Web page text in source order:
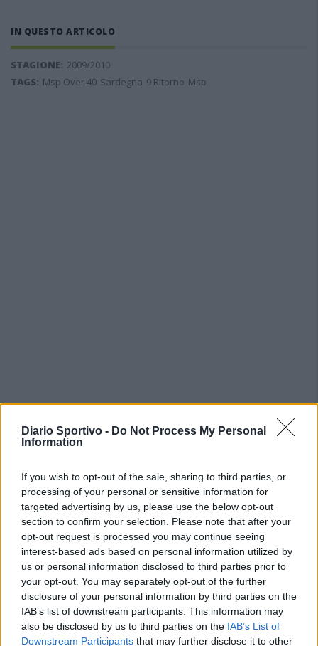
Diario Sportivo - Do Not Process My Personal
Information
If you wish to opt-out of the sale, sharing to third parties, or
processing of your personal or sensitive information for
targeted advertising by us, please use the below opt-out
section to confirm your selection. Please note that after your
opt-out request is processed you may continue seeing
interest-based ads based on personal information utilized by
us or personal information disclosed to third parties prior to
your opt-out. You may separately opt-out of the further
disclosure of your personal information by third parties on the
IAB’s list of downstream participants. This information may
also be disclosed by us to third parties on the IAB’s List of
Downstream Participants that may further disclose it to other
IN QUESTO ARTICOLO
STAGIONE: 2009/2010
TAGS: Msp Over 40 Sardegna 9 Ritorno Msp